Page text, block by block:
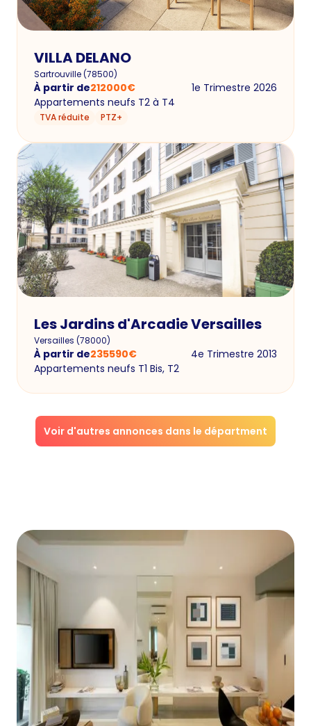
VILLA DELANO
Sartrouville(78500)
À partir de212000€
1e Trimestre 2026
Appartements neufs T2 à T4
TVA réduite PTZ+
Les Jardins d'Arcadie Versailles
Versailles (78000)
À partir de235590€
4e Trimestre 2013
Appartements neufs T1 Bis, T2
Voir d'autres annonces dans le départment